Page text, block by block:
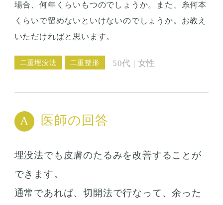
場合、何年くらいもつのでしょうか。また、糸何本
くらいで留めないといけないのでしょうか。お教え
いただければと思います。
二重埋没法 二重整形 50代 | 女性
医師の回答
埋没法でも皮膚のたるみを改善することが
できます。
通常であれば、切開法で行なって、余った